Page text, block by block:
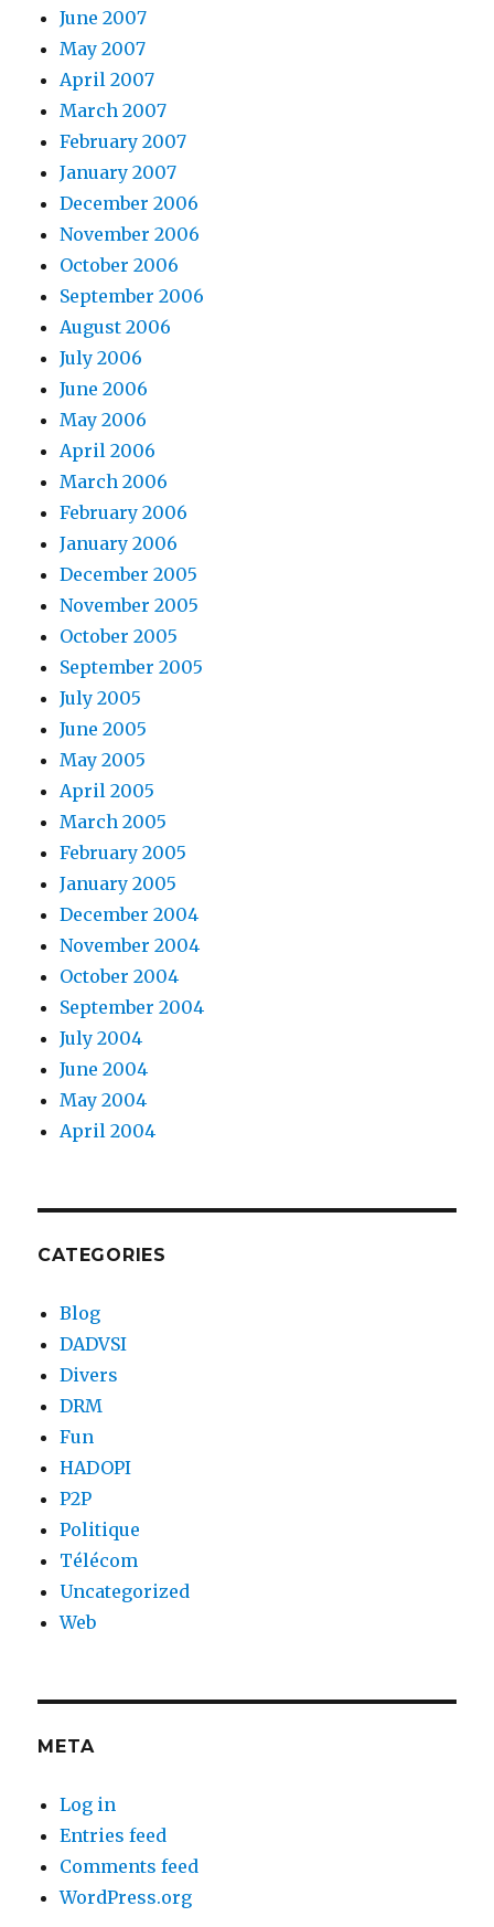
June 2007
May 2007
April 2007
March 2007
February 2007
January 2007
December 2006
November 2006
October 2006
September 2006
August 2006
July 2006
June 2006
May 2006
April 2006
March 2006
February 2006
January 2006
December 2005
November 2005
October 2005
September 2005
July 2005
June 2005
May 2005
April 2005
March 2005
February 2005
January 2005
December 2004
November 2004
October 2004
September 2004
July 2004
June 2004
May 2004
April 2004
CATEGORIES
Blog
DADVSI
Divers
DRM
Fun
HADOPI
P2P
Politique
Télécom
Uncategorized
Web
META
Log in
Entries feed
Comments feed
WordPress.org